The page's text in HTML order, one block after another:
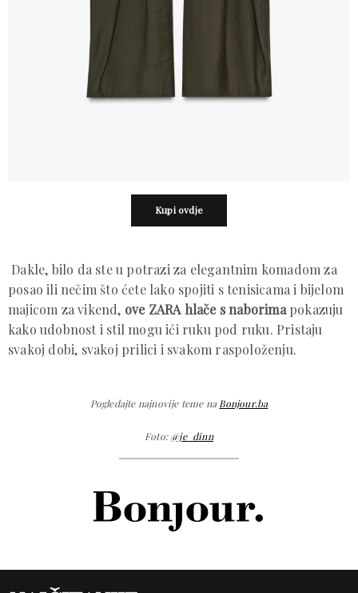
Kupi ovdje
Dakle, bilo da ste u potrazi za elegantnim komadom za
posao ili nečim što ćete lako spojiti s tenisicama i bijelom
majicom za vikend, ove ZARA hlače s naborimapokazuju
kako udobnost i stil mogu ići ruku pod ruku. Pristaju
svakoj dobi, svakoj prilici i svakom raspoloženju.
Pogledajte najnovije teme naBonjour.ba
Foto:@je_dinn